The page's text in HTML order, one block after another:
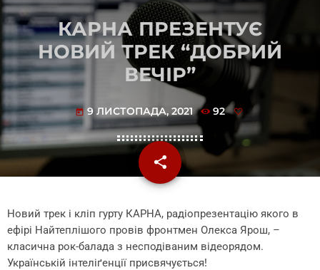
КАРНА ПРЕЗЕНТУЄ
НОВИЙ ТРЕК “ДОБРИЙ
ВЕЧІР”
today 9 ЛИСТОПАДА, 2021 92
share
email
Новий трек і кліп гурту КАРНА, радіопрезентацію якого в
ефірі Найтеплішого провів фронтмен Олекса Ярош, –
класична рок-балада з несподіваним відеорядом.
Українській інтеліґенції присвячується!